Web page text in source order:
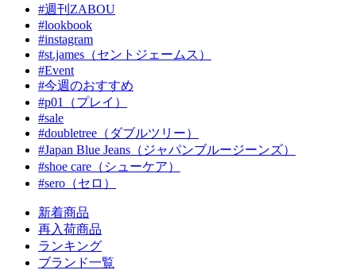
#週刊ZABOU
#lookbook
#instagram
#st.james（セントジェームス）
#Event
#今週のおすすめ
#p01（プレイ）
#sale
#doubletree（ダブルツリー）
#Japan Blue Jeans（ジャパンブルージーンズ）
#shoe care（シューケア）
#sero（セロ）
新着商品
再入荷商品
ランキング
ブランド一覧